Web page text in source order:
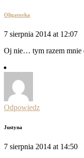
Oligatorka
7 sierpnia 2014 at 12:07
Oj nie… tym razem mnie
Odpowiedz
Justyna
7 sierpnia 2014 at 14:50